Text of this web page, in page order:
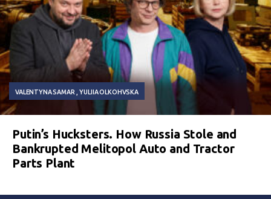
VALENTYNA SAMAR YULIIA OLKOHVSKA
Putin’s Hucksters. How Russia Stole and
Bankrupted Melitopol Auto and Tractor
Parts Plant